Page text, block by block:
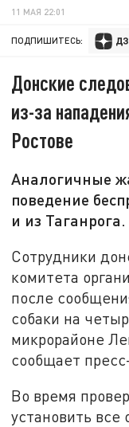
11 МАЯ 22:01
ПОДПИШИТЕСЬ:
Донские
из-за
Ростове
Аналогичные
поведение
и из Таганрога.
Сотрудники
комитета
после
собаки на
микрорайоне
сообщает
Во время
установить все